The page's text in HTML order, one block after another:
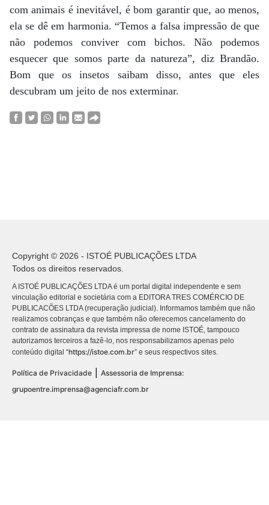
com animais é inevitável, é bom garantir que, ao menos,
ela se dê em harmonia. “Temos a falsa impressão de que
não podemos conviver com bichos. Não podemos
esquecer que somos parte da natureza”, diz Brandão.
Bom que os insetos saibam disso, antes que eles
descubram um jeito de nos exterminar.
Copyright © 2026 - ISTOÉ PUBLICAÇÕES LTDA
Todos os direitos reservados.
A ISTOÉ PUBLICAÇÕES LTDA é um portal digital independente e sem
vinculação editorial e societária com a EDITORA TRES COMÉRCIO DE
PUBLICACÕES LTDA (recuperação judicial). Informamos também que não
realizamos cobranças e que também não oferecemos cancelamento do
contrato de assinatura da revista impressa de nome ISTOÉ, tampouco
autorizamos terceiros a fazê-lo, nos responsabilizamos apenas pelo
conteúdo digital “https://istoe.com.br” e seus respectivos sites.
Política de Privacidade
Assessoria de Imprensa:
grupoentre.imprensa@agenciafr.com.br